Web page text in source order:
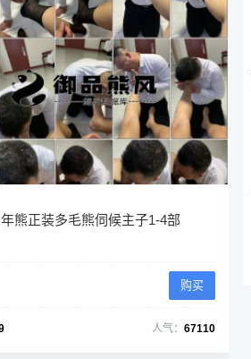
熊正装多毛熊伺候主子1-4部
购买
人气： 67110